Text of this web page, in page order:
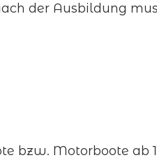
der Ausbildung
bzw. Motorboote ab